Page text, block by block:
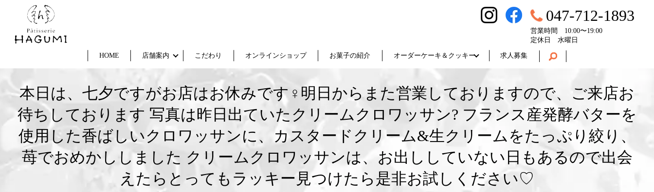
HOME 店舗案内 こだわり オンラインショップ お菓子の紹介 オーダーケーキ＆クッキー 求人募集
047-712-1893
営業時間 10:00〜19:00
定休日 水曜日
本日は、七夕ですがお店はお休みです‍♀️明日からまた営業しておりますので、ご来店お
待ちしております 写真は昨日出ていたクリームクロワッサン? フランス産発酵バターを
使用した香ばしいクロワッサンに、カスタードクリーム&生クリームをたっぷり絞り、
苺でおめかししました クリームクロワッサンは、お出ししていない日もあるので出会
えたらとってもラッキー見つけたら是非お試しください♡